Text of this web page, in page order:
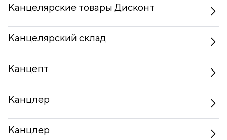
Канцелярские товары Дисконт
Канцелярский склад
Канцепт
Канцлер
Канцлер